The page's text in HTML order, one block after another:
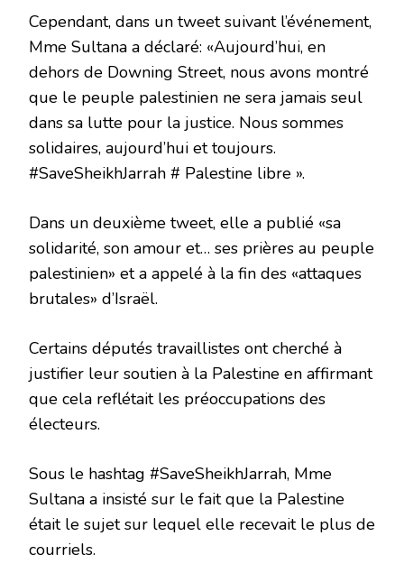
Cependant, dans un tweet suivant l’événement,
Mme Sultana a déclaré: «Aujourd’hui, en
dehors de Downing Street, nous avons montré
que le peuple palestinien ne sera jamais seul
dans sa lutte pour la justice. Nous sommes
solidaires, aujourd’hui et toujours.
#SaveSheikhJarrah # Palestine libre ».
Dans un deuxième tweet, elle a publié «sa
solidarité, son amour et… ses prières au peuple
palestinien» et a appelé à la fin des «attaques
brutales» d’Israël.
Certains députés travaillistes ont cherché à
justifier leur soutien à la Palestine en affirmant
que cela reflétait les préoccupations des
électeurs.
Sous le hashtag #SaveSheikhJarrah, Mme
Sultana a insisté sur le fait que la Palestine
était le sujet sur lequel elle recevait le plus de
courriels.